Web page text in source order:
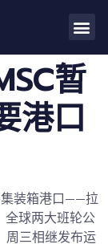
暂
港口
集装箱港口——拉
球两大班轮公
周三相继发布运